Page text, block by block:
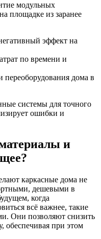
модульных
площадке из заранее
эффект на
по времени и
дома в
системы для точного
ошибки и
и
каркасные дома не
дешевыми в
когда
всё важнее, такие
Они позволяют снизить
обеспечивая при этом